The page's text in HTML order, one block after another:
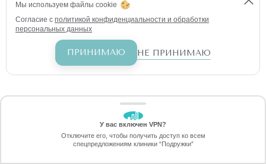
Позвоните
ЗАБЕРИТЕ СКИДКУ
4990 ₽
Мы используем файлы cookie
Согласие с политикой конфиденциальности и обработки
персональных данных
ПРИНИМАЮ НЕ ПРИНИМАЮ
У вас включен VPN?
Отключите его, чтобы получить доступ ко всем
спецпредложениям клиники “Подружки”